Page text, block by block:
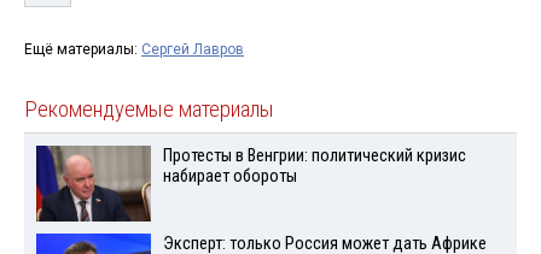
Ещё материалы: Сергей Лавров
Рекомендуемые материалы
Протесты в Венгрии: политический кризис
набирает обороты
Эксперт: только Россия может дать Африке